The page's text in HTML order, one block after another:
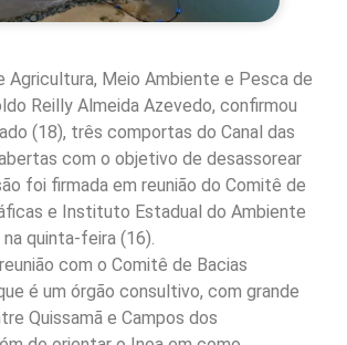
Agricultura, Meio Ambiente e Pesca de
Reilly Almeida Azevedo, confirmou
(18), três comportas do Canal das
com o objetivo de desassorear
foi firmada em reunião do Comitê de
e Instituto Estadual do Ambiente
quinta-feira (16).
com o Comitê de Bacias
é um órgão consultivo, com grande
Quissamã e Campos dos